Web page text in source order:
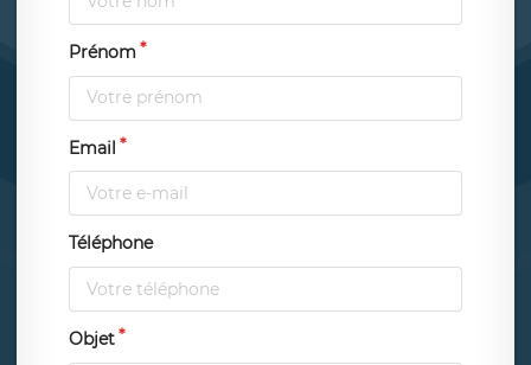
Prénom
Email
Téléphone
Objet